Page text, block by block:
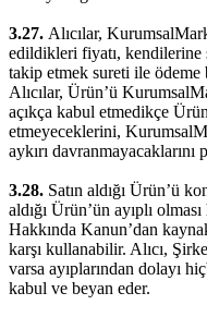
3.27. Alıcılar,
edildikleri fiyatı, kendilerine
takip etmek sureti ile ödeme
Alıcılar, Ürün’ü
açıkça kabul etmedikçe
etmeyeceklerini,
aykırı
3.28. Satın aldığı Ürün’ü
aldığı Ürün’ün ayıplı
Hakkında Kanun’dan
karşı kullanabilir. Alıcı,
varsa ayıplarından dolayı
kabul ve beyan eder.